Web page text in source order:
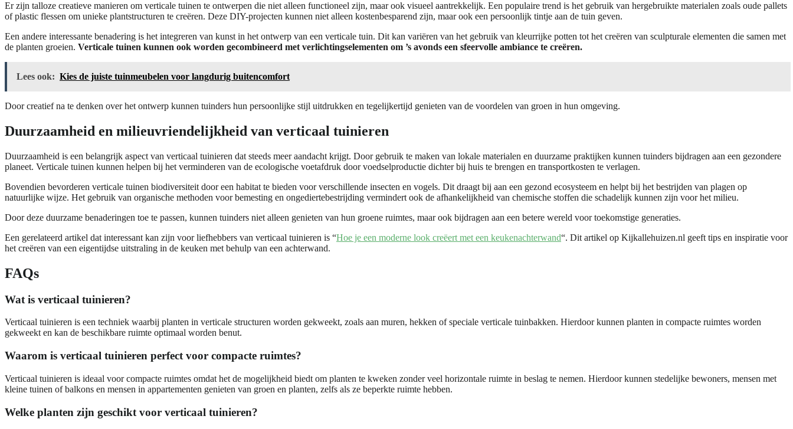
Er zijn talloze creatieve manieren om verticale tuinen te ontwerpen die niet alleen functioneel zijn, maar ook visueel aantrekkelijk. Een populaire trend is het gebruik van hergebruikte materialen zoals oude pallets
of plastic flessen om unieke plantstructuren te creëren. Deze DIY-projecten kunnen niet alleen kostenbesparend zijn, maar ook een persoonlijk tintje aan de tuin geven.
Een andere interessante benadering is het integreren van kunst in het ontwerp van een verticale tuin. Dit kan variëren van het gebruik van kleurrijke potten tot het creëren van sculpturale elementen die samen met
de planten groeien. Verticale tuinen kunnen ook worden gecombineerd met verlichtingselementen om ’s avonds een sfeervolle ambiance te creëren.
Lees ook: Kies de juiste tuinmeubelen voor langdurig buitencomfort
Door creatief na te denken over het ontwerp kunnen tuinders hun persoonlijke stijl uitdrukken en tegelijkertijd genieten van de voordelen van groen in hun omgeving.
Duurzaamheid en milieuvriendelijkheid van verticaal tuinieren
Duurzaamheid is een belangrijk aspect van verticaal tuinieren dat steeds meer aandacht krijgt. Door gebruik te maken van lokale materialen en duurzame praktijken kunnen tuinders bijdragen aan een gezondere
planeet. Verticale tuinen kunnen helpen bij het verminderen van de ecologische voetafdruk door voedselproductie dichter bij huis te brengen en transportkosten te verlagen.
Bovendien bevorderen verticale tuinen biodiversiteit door een habitat te bieden voor verschillende insecten en vogels. Dit draagt bij aan een gezond ecosysteem en helpt bij het bestrijden van plagen op
natuurlijke wijze. Het gebruik van organische methoden voor bemesting en ongediertebestrijding vermindert ook de afhankelijkheid van chemische stoffen die schadelijk kunnen zijn voor het milieu.
Door deze duurzame benaderingen toe te passen, kunnen tuinders niet alleen genieten van hun groene ruimtes, maar ook bijdragen aan een betere wereld voor toekomstige generaties.
Een gerelateerd artikel dat interessant kan zijn voor liefhebbers van verticaal tuinieren is “Hoe je een moderne look creëert met een keukenachterwand“. Dit artikel op Kijkallehuizen.nl geeft tips en inspiratie voor
het creëren van een eigentijdse uitstraling in de keuken met behulp van een achterwand.
FAQs
Wat is verticaal tuinieren?
Verticaal tuinieren is een techniek waarbij planten in verticale structuren worden gekweekt, zoals aan muren, hekken of speciale verticale tuinbakken. Hierdoor kunnen planten in compacte ruimtes worden
gekweekt en kan de beschikbare ruimte optimaal worden benut.
Waarom is verticaal tuinieren perfect voor compacte ruimtes?
Verticaal tuinieren is ideaal voor compacte ruimtes omdat het de mogelijkheid biedt om planten te kweken zonder veel horizontale ruimte in beslag te nemen. Hierdoor kunnen stedelijke bewoners, mensen met
kleine tuinen of balkons en mensen in appartementen genieten van groen en planten, zelfs als ze beperkte ruimte hebben.
Welke planten zijn geschikt voor verticaal tuinieren?